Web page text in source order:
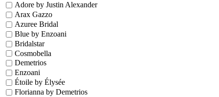
Adore by Justin Alexander
Arax Gazzo
Azuree Bridal
Blue by Enzoani
Bridalstar
Cosmobella
Demetrios
Enzoani
Étoile by Élysée
Florianna by Demetrios